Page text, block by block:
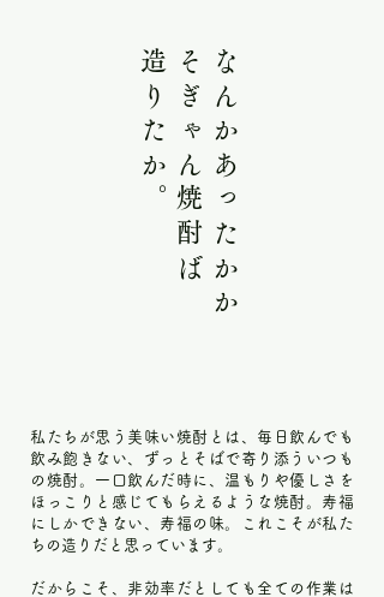
なんかあったかか
​そぎゃん焼酎ば
造りたか。
私たちが思う美味い焼酎とは、毎日飲んでも
飲み飽きない、ずっとそばで寄り添ういつも
の焼酎。一口飲んだ時に、温もりや優しさを
ほっこりと感じてもらえるような焼酎。寿福
にしかできない、寿福の味。これこそが私た
ちの造りだと思っています。
だからこそ、非効率だとしても全ての作業は